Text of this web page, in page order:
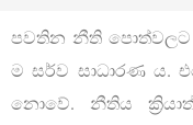
පවතින නීති පොත්වලට
ම සර්ව සාධාරණ ය.
නොවේ. නීතිය